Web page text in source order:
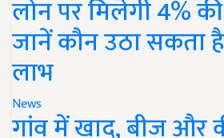
लोन पर मिलेगी 4%
जानें कौन उठा सकता
लाभ
News
गांव में खाद, बीज और